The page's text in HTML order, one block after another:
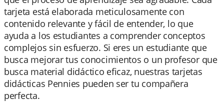
tarjeta está elaborada meticulosamente con
contenido relevante y fácil de entender, lo que
ayuda a los estudiantes a comprender conceptos
complejos sin esfuerzo. Si eres un estudiante que
busca mejorar tus conocimientos o un profesor que
busca material didáctico eficaz, nuestras tarjetas
didácticas Pennies pueden ser tu compañera
perfecta.